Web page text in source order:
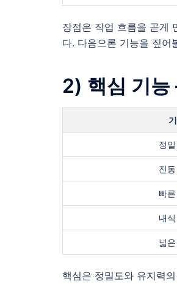
장점은 작업 흐름을 곧게
다. 다음으론 기능을 짚어
2) 핵심 기능
정
진
빠
내
넓
핵심은 정밀도와 유지력